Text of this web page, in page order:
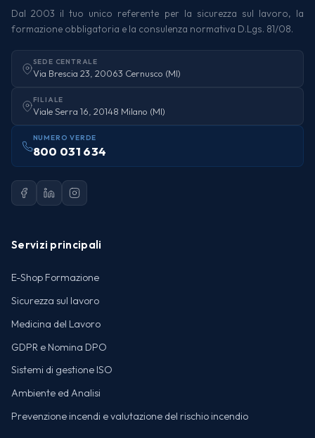
Dal 2003 il tuo unico referente per la sicurezza sul lavoro, la
formazione obbligatoria e la consulenza normativa D.Lgs. 81/08.
SEDE CENTRALE
Via Brescia 23, 20063 Cernusco (MI)
FILIALE
Viale Serra 16, 20148 Milano (MI)
NUMERO VERDE
800 031 634
Servizi principali
E-Shop Formazione
Sicurezza sul lavoro
Medicina del Lavoro
GDPR e Nomina DPO
Sistemi di gestione ISO
Ambiente ed Analisi
Prevenzione incendi e valutazione del rischio incendio